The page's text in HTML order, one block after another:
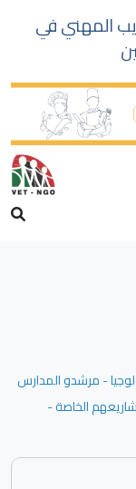
المهني في
- مرشدو المدارس
الخاصة -